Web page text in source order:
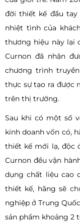
đời thiết kế đầu tay
nhiệt tình của
thương hiệu này lại
Curnon đã nhận
chương trình
thực sự tạo ra được
trên thị trường.
Sau khi có một số
kinh doanh vốn có,
thiết kế mới lạ, độc
Curnon đều vận
dụng chất liệu cao
thiết kế, hãng sẽ
nghiệp ở Trung
sản phẩm khoảng 2